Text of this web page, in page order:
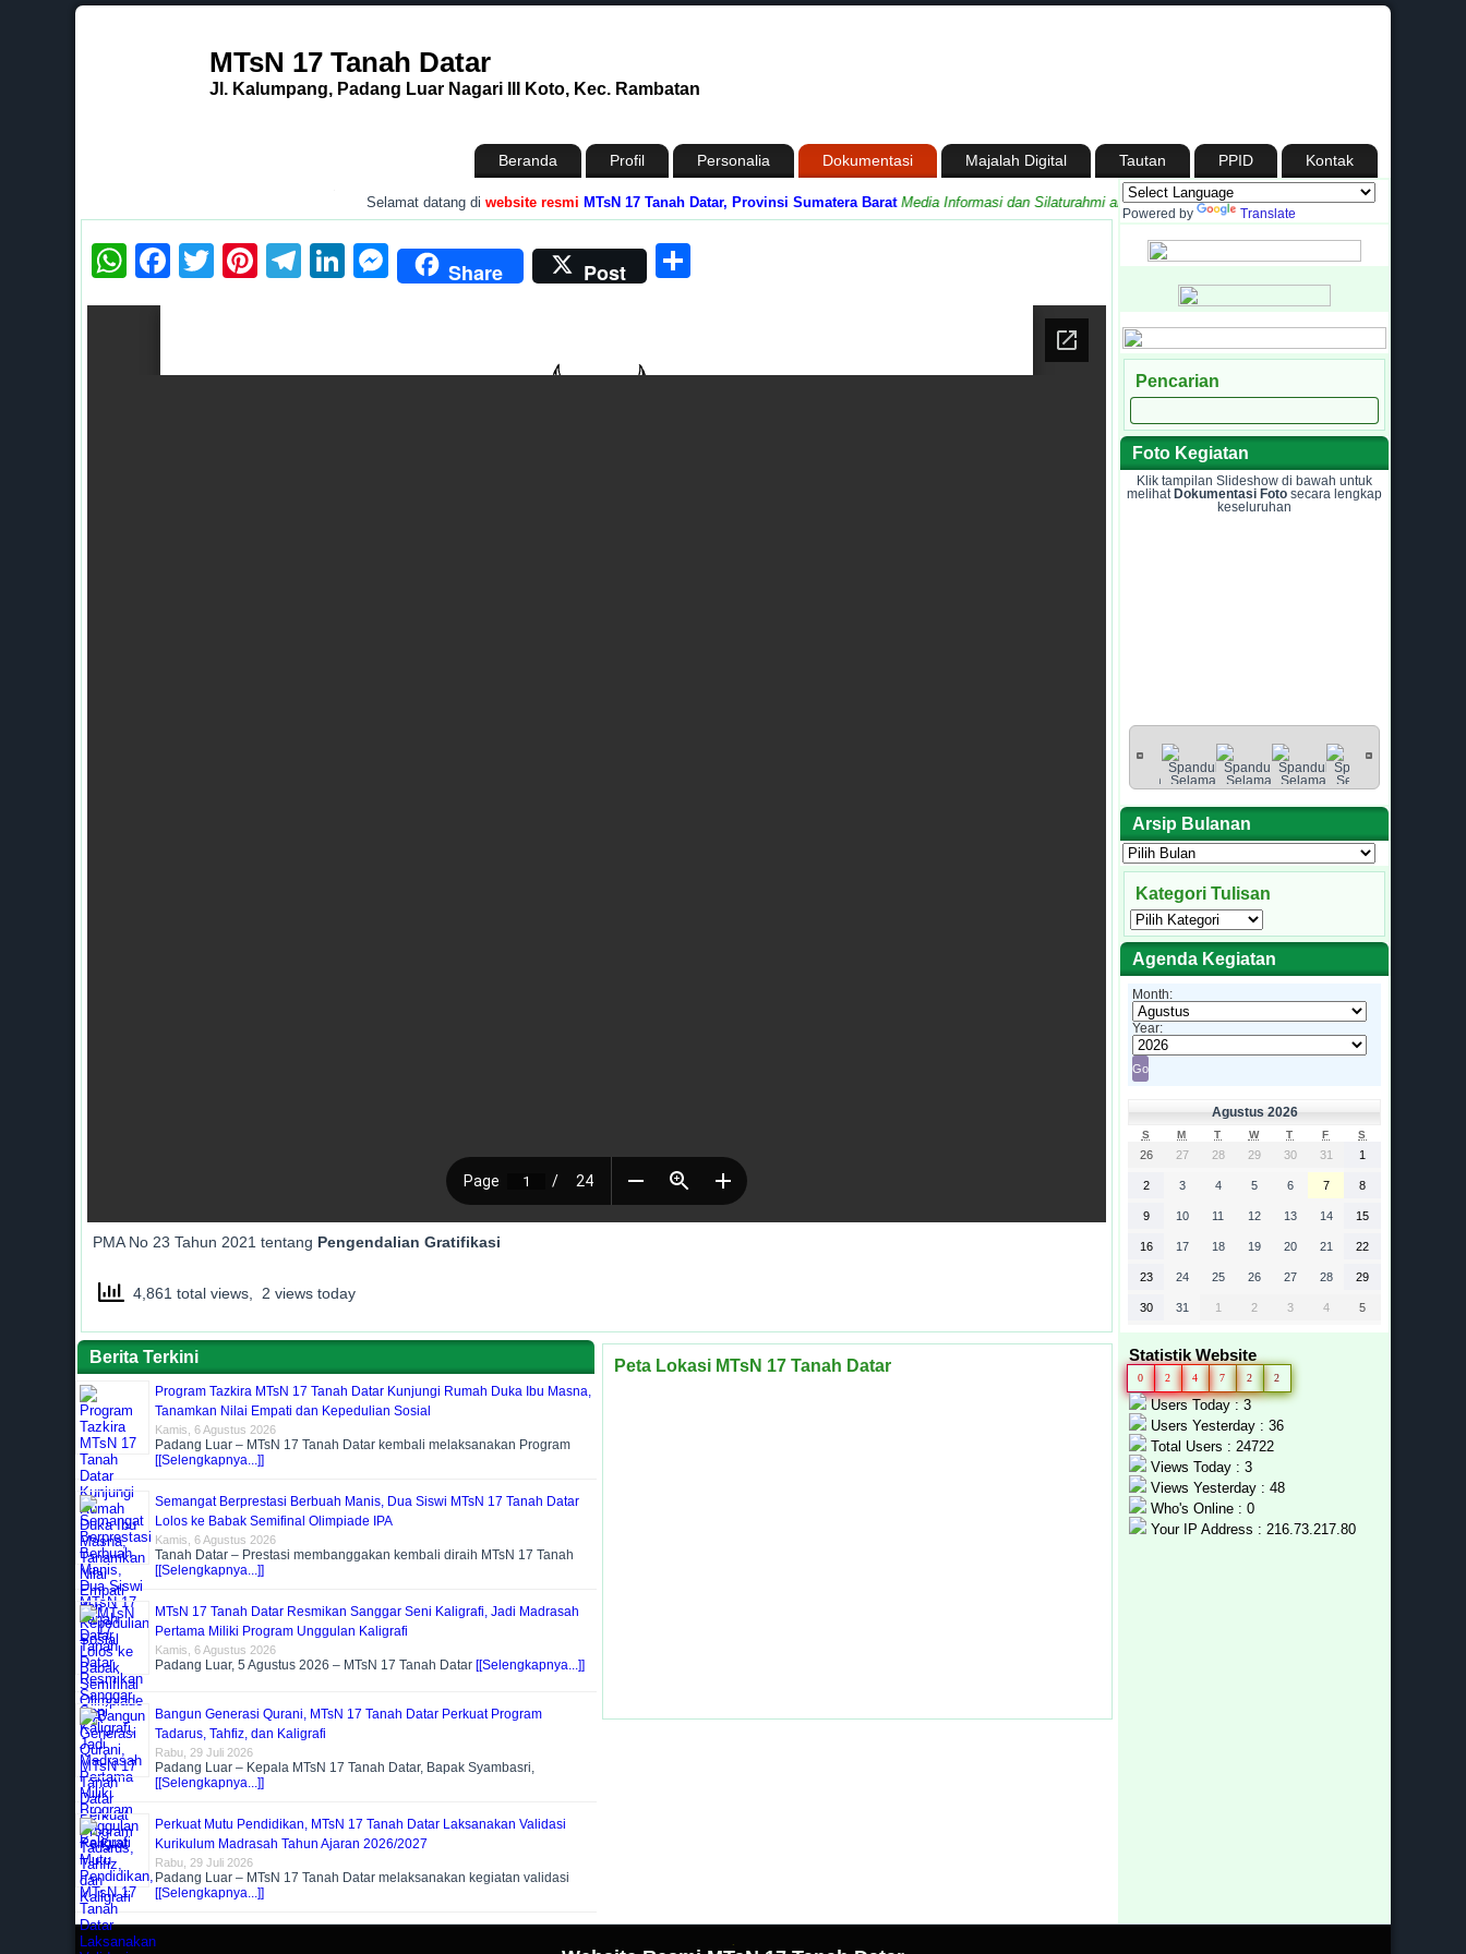
MTsN 17 Tanah Datar
Jl. Kalumpang, Padang Luar Nagari III Koto, Kec. Rambatan
Beranda Profil Personalia Dokumentasi Majalah Digital Tautan PPID Kontak
Selamat datang diwebsite resmi MTsN 17 Tanah Datar, Provinsi Sumatera Barat Media Informasi dan Silaturahmi antara Madrasah dengan Masyarakat
WhatsApp
Facebook
Twitter
Pinterest
Telegram
LinkedIn
Messenger
Share Post
PMA No 23 Tahun 2021 tentang Pengendalian Gratifikasi
4,861 total views, 2 views today
Berita Terkini
Program Tazkira MTsN 17 Tanah Datar Kunjungi Rumah Duka Ibu Masna,
Tanamkan Nilai Empati dan Kepedulian Sosial
Kamis, 6 Agustus 2026
Padang Luar – MTsN 17 Tanah Datar kembali melaksanakan Program
[[Selengkapnya...]]
Semangat Berprestasi Berbuah Manis, Dua Siswi MTsN 17 Tanah Datar
Lolos ke Babak Semifinal Olimpiade IPA
Kamis, 6 Agustus 2026
Tanah Datar – Prestasi membanggakan kembali diraih MTsN 17 Tanah
[[Selengkapnya...]]
MTsN 17 Tanah Datar Resmikan Sanggar Seni Kaligrafi, Jadi Madrasah
Pertama Miliki Program Unggulan Kaligrafi
Kamis, 6 Agustus 2026
Padang Luar, 5 Agustus 2026 – MTsN 17 Tanah Datar [[Selengkapnya...]]
Bangun Generasi Qurani, MTsN 17 Tanah Datar Perkuat Program
Tadarus, Tahfiz, dan Kaligrafi
Rabu, 29 Juli 2026
Padang Luar – Kepala MTsN 17 Tanah Datar, Bapak Syambasri,
[[Selengkapnya...]]
Perkuat Mutu Pendidikan, MTsN 17 Tanah Datar Laksanakan Validasi
Kurikulum Madrasah Tahun Ajaran 2026/2027
Rabu, 29 Juli 2026
Padang Luar – MTsN 17 Tanah Datar melaksanakan kegiatan validasi
[[Selengkapnya...]]
Peta Lokasi MTsN 17 Tanah Datar
Powered by Translate
Pencarian
Foto Kegiatan
Klik tampilan Slideshow di bawah untuk
melihat Dokumentasi Foto secara lengkap
keseluruhan
Arsip Bulanan
Arsip
Bulanan
Kategori Tulisan
Kategori
Tulisan
Agenda Kegiatan
Month:
Year:
Agustus 2026
S M T W T F S
26 27 28 29 30 31 1
2 3 4 5 6 7 8
9 10 11 12 13 14 15
16 17 18 19 20 21 22
23 24 25 26 27 28 29
30 31 1 2 3 4 5
Statistik Website
0 2 4 7 2 2
Users Today : 3
Users Yesterday : 36
Total Users : 24722
Views Today : 3
Views Yesterday : 48
Who's Online : 0
Your IP Address : 216.73.217.80